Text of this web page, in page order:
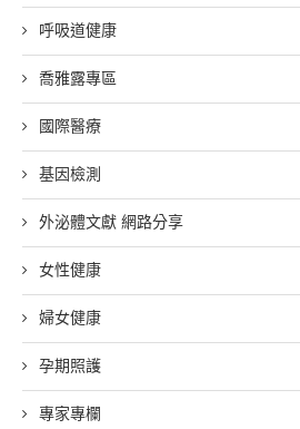
呼吸道健康
喬雅露專區
國際醫療
基因檢測
外泌體文獻 網路分享
女性健康
婦女健康
孕期照護
專家專欄